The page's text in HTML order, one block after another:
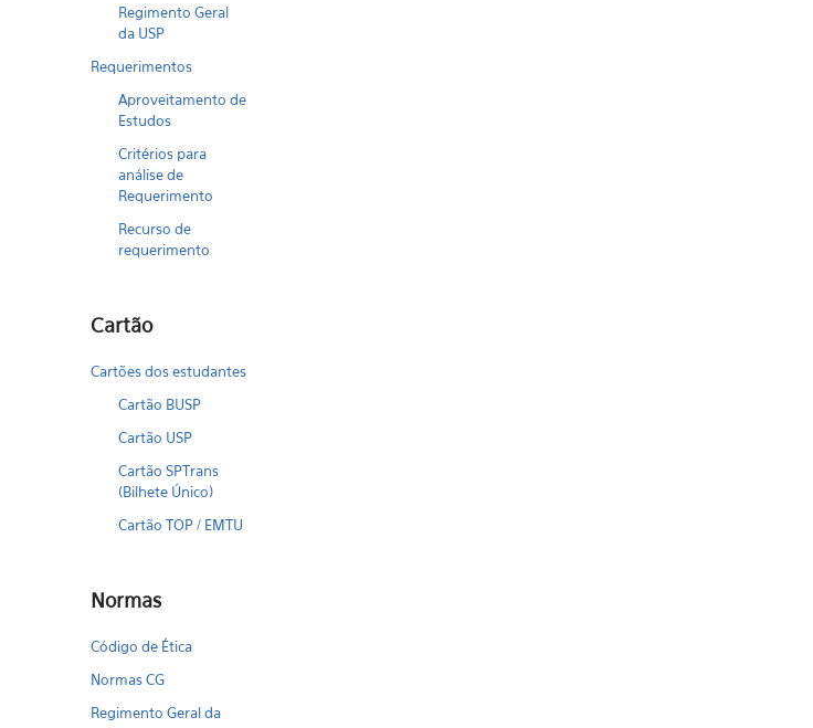
Regimento Geral
da USP
Requerimentos
Aproveitamento de
Estudos
Critérios para
análise de
Requerimento
Recurso de
requerimento
Cartão
Cartões dos estudantes
Cartão BUSP
Cartão USP
Cartão SPTrans
(Bilhete Único)
Cartão TOP / EMTU
Normas
Código de Ética
Normas CG
Regimento Geral da